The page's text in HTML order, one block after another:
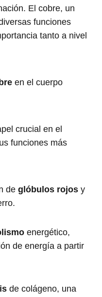
El cobre, un
funciones
tanto a nivel
en el cuerpo
crucial en el
funciones más
de glóbulos rojos y
energético,
de energía a partir
de colágeno, una